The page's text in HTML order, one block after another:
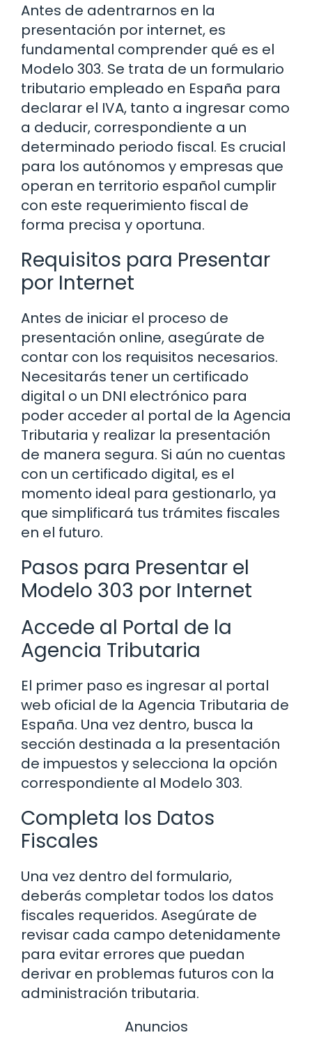
Antes de adentrarnos en la
presentación por internet, es
fundamental comprender qué es el
Modelo 303. Se trata de un formulario
tributario empleado en España para
declarar el IVA, tanto a ingresar como
a deducir, correspondiente a un
determinado periodo fiscal. Es crucial
para los autónomos y empresas que
operan en territorio español cumplir
con este requerimiento fiscal de
forma precisa y oportuna.
Requisitos para Presentar
por Internet
Antes de iniciar el proceso de
presentación online, asegúrate de
contar con los requisitos necesarios.
Necesitarás tener un certificado
digital o un DNI electrónico para
poder acceder al portal de la Agencia
Tributaria y realizar la presentación
de manera segura. Si aún no cuentas
con un certificado digital, es el
momento ideal para gestionarlo, ya
que simplificará tus trámites fiscales
en el futuro.
Pasos para Presentar el
Modelo 303 por Internet
Accede al Portal de la
Agencia Tributaria
El primer paso es ingresar al portal
web oficial de la Agencia Tributaria de
España. Una vez dentro, busca la
sección destinada a la presentación
de impuestos y selecciona la opción
correspondiente al Modelo 303.
Completa los Datos
Fiscales
Una vez dentro del formulario,
deberás completar todos los datos
fiscales requeridos. Asegúrate de
revisar cada campo detenidamente
para evitar errores que puedan
derivar en problemas futuros con la
administración tributaria.
Anuncios